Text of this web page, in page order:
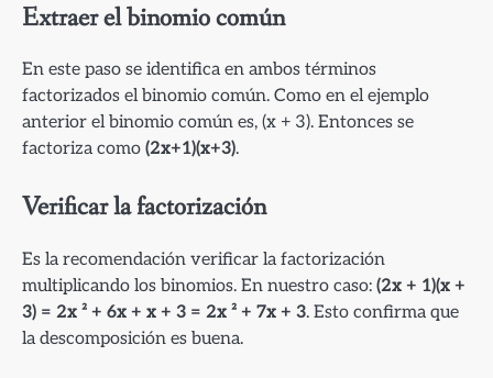
Extraer el binomio común
En este paso se identifica en ambos términos
factorizados el binomio común. Como en el ejemplo
anterior el binomio común es, (x + 3). Entonces se
factoriza como (2x+1)(x+3).
Verificar la factorización
Es la recomendación verificar la factorización
multiplicando los binomios. En nuestro caso: (2x + 1)(x +
3) = 2x ² + 6x + x + 3 = 2x ² + 7x + 3. Esto confirma que
la descomposición es buena.